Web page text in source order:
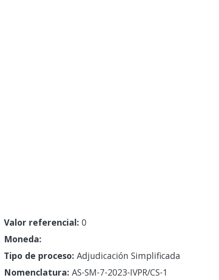
Valor referencial: 0
Moneda:
Tipo de proceso: Adjudicación Simplificada
Nomenclatura: AS-SM-7-2023-IVPR/CS-1